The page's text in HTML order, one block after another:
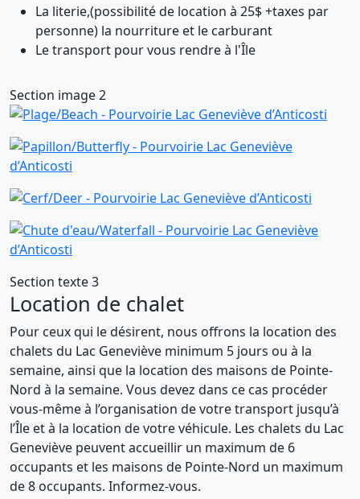
La literie,(possibilité de location à 25$ +taxes par
personne) la nourriture et le carburant
Le transport pour vous rendre à l'Île
Section image 2
Section texte 3
Location de chalet
Pour ceux qui le désirent, nous offrons la location des
chalets du Lac Geneviève minimum 5 jours ou à la
semaine, ainsi que la location des maisons de Pointe-
Nord à la semaine. Vous devez dans ce cas procéder
vous-même à l’organisation de votre transport jusqu’à
l’Île et à la location de votre véhicule. Les chalets du Lac
Geneviève peuvent accueillir un maximum de 6
occupants et les maisons de Pointe-Nord un maximum
de 8 occupants. Informez-vous.